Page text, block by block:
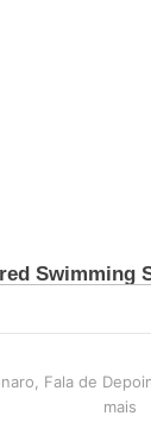
Fala de
mais